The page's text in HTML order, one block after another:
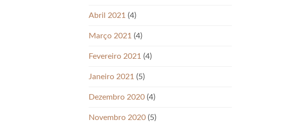
Abril 2021 (4)
Março 2021 (4)
Fevereiro 2021 (4)
Janeiro 2021 (5)
Dezembro 2020 (4)
Novembro 2020 (5)